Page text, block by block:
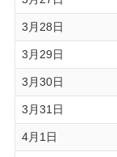
3月28日
3月29日
3月30日
3月31日
4月1日